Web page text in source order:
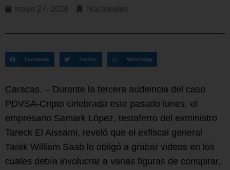
mayo 27, 2026 Nacionales
Facebook Twitter WhatsApp
Caracas. – Durante la tercera audiencia del caso
PDVSA-Cripto celebrada este pasado lunes, el
empresario Samark López, testaferro del exministro
Tareck El Aissami, reveló que el exfiscal general
Tarek William Saab lo obligó a grabar videos en los
cuales debía involucrar a varias figuras de conspirar,